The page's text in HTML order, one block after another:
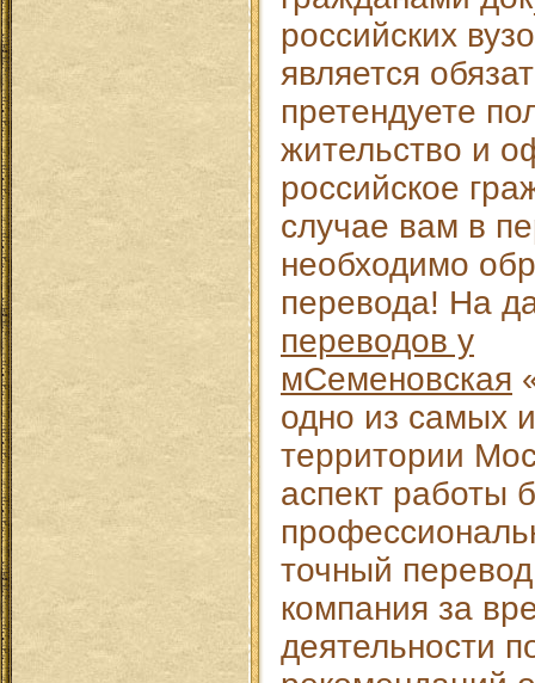
российских
является
претендуете
жительство и
российское
случае вам в
необходимо
перевода! На
переводов у
мСеменовская
одно из самых
территории
аспект работы
точный
компания за
деятельности